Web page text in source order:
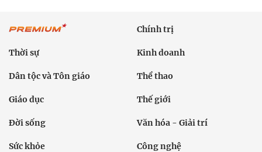
Chính trị
Thời sự Kinh doanh
Dân tộc và Tôn giáo Thể thao
Giáo dục Thế giới
Đời sống Văn hóa - Giải trí
Sức khỏe Công nghệ